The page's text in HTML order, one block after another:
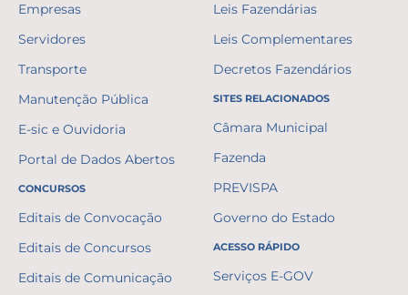
Empresas
Servidores
Transporte
Manutenção Pública
E-sic e Ouvidoria
Portal de Dados Abertos
CONCURSOS
Editais de Convocação
Editais de Concursos
Editais de Comunicação
Leis Fazendárias
Leis Complementares
Decretos Fazendários
SITES RELACIONADOS
Câmara Municipal
Fazenda
PREVISPA
Governo do Estado
ACESSO RÁPIDO
Serviços E-GOV